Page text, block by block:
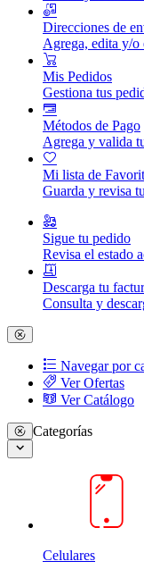
Direcciones de
Agrega, edita y/
Mis Pedidos
Gestiona tus
Métodos de Pago
Agrega y valida
Mi lista de
Guarda y revisa
Sigue tu pedido
Revisa el estado
Descarga tu
Consulta y
Navegar por
Ver Ofertas
Ver Catálogo
Categorías
Celulares